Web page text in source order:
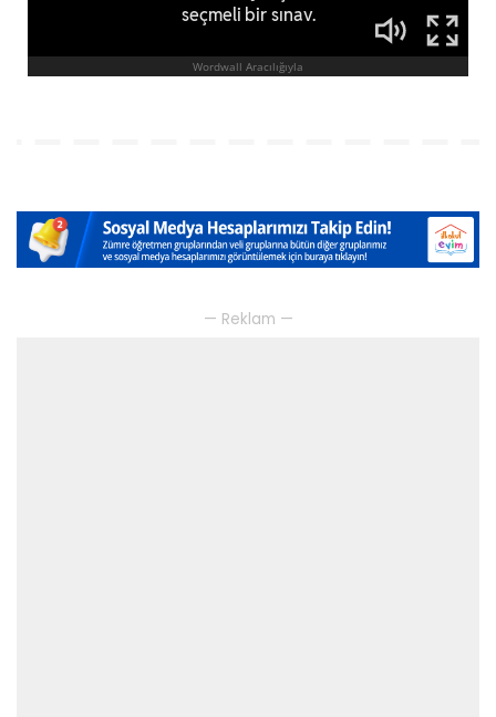
— Reklam —